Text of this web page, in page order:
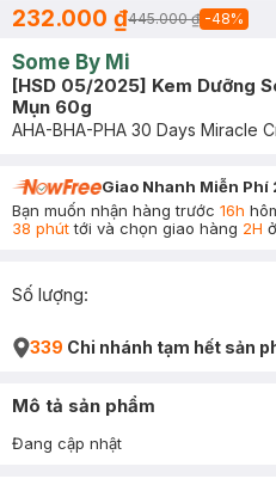
232.000 ₫445.000 ₫ -48%
Some By Mi
[HSD 05/2025] Kem Dưỡng
Mụn 60g
AHA-BHA-PHA 30 Days Miracle
Giao Nhanh Miễn Phí
Bạn muốn nhận hàng trước 16h
38 phúttới và chọn giao hàng 2H
Số lượng:
339 Chi nhánh tạm hết sản
Mô tả sản phẩm
Đang cập nhật